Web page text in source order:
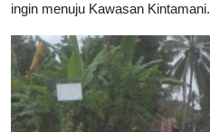
ingin menuju Kawasan Kintamani.